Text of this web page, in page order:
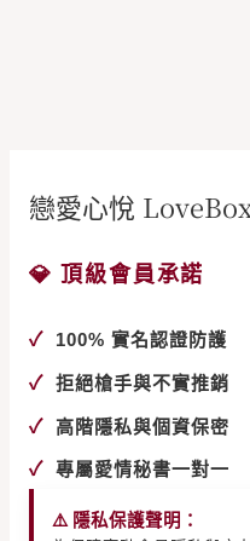
戀愛心悅
💎 頂級會員承諾
✓ 100% 實名認證防護
✓ 拒絕槍手與不實推銷
✓ 高階隱私與個資保密
✓ 專屬愛情秘書一對一
⚠️ 隱私保護聲明：